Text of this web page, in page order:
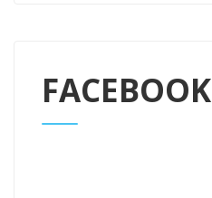
FACEBOOK